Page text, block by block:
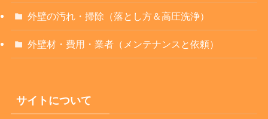
外壁の汚れ・掃除（落とし方＆高圧洗浄）
外壁材・費用・業者（メンテナンスと依頼）
サイトについて